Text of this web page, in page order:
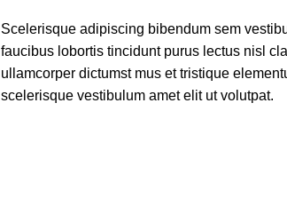
Scelerisque adipiscing bibendum sem
faucibus lobortis tincidunt purus lectus nisl
ullamcorper dictumst mus et tristique
scelerisque vestibulum amet elit ut volutpat.